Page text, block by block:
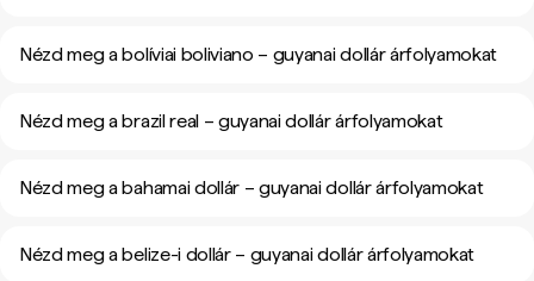
Nézd meg a bolíviai boliviano – guyanai dollár árfolyamokat
Nézd meg a brazil real – guyanai dollár árfolyamokat
Nézd meg a bahamai dollár – guyanai dollár árfolyamokat
Nézd meg a belize-i dollár – guyanai dollár árfolyamokat